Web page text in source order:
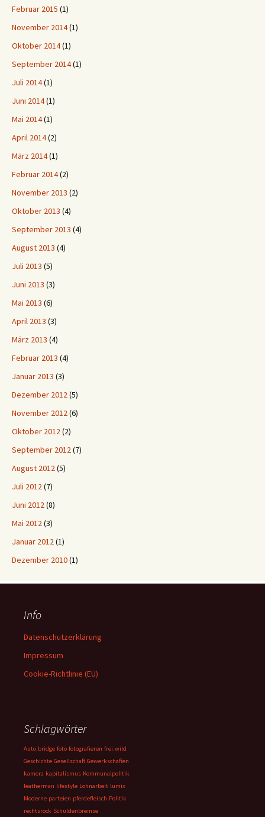
Februar 2015 (1)
November 2014(1)
Oktober 2014(1)
September 2014(1)
Juli 2014(1)
Juni 2014(1)
Mai 2014(1)
April 2014(2)
März 2014(1)
Februar 2014(2)
November 2013 (2)
Oktober 2013 (4)
September 2013 (4)
August 2013 (4)
Juli 2013 (5)
Juni 2013 (3)
Mai 2013 (6)
April 2013 (3)
März 2013 (4)
Februar 2013 (4)
Januar 2013 (3)
Dezember 2012(5)
November 2012(6)
Oktober 2012(2)
September 2012(7)
August 2012(5)
Juli 2012(7)
Juni 2012(8)
Mai 2012(3)
Januar 2012(1)
Dezember 2010(1)
Info
Datenschutzerklärung
Impressum
Cookie-Richtlinie (EU)
Schlagwörter
Auto bridge foto fotografieren frei.wild
Geschichte Gesellschaft Gewerkschaften
kamera kapitalismus Kommunalpolitik
leatherman lifestyle Lohnarbeit lumix
Moderne parteien pferdefleisch Politik
rechtsrock Schuldenbremse